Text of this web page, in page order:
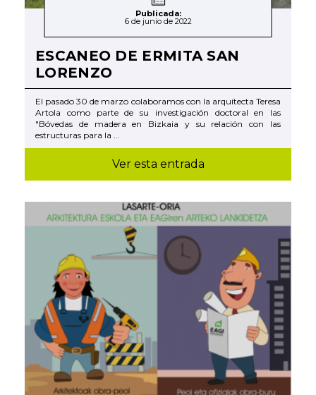
Publicada:
6 de junio de 2022
ESCANEO DE ERMITA SAN
LORENZO
El pasado 30 de marzo colaboramos con la arquitecta Teresa
Artola como parte de su investigación doctoral en las
"Bóvedas de madera en Bizkaia y su relación con las
estructuras para la ...
Ver esta entrada